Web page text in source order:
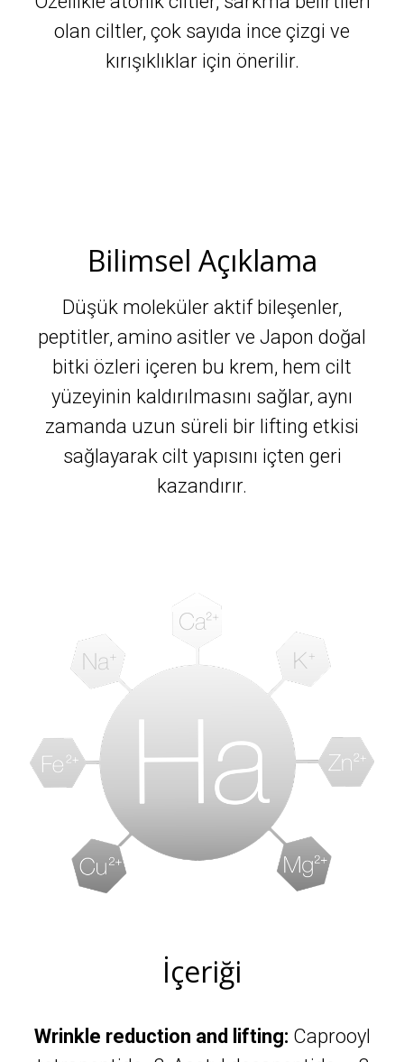
olan ciltler, çok sayıda ince çizgi ve
kırışıklıklar için önerilir.
Bilimsel Açıklama
Düşük moleküler aktif bileşenler,
peptitler, amino asitler ve Japon doğal
bitki özleri içeren bu krem, hem cilt
yüzeyinin kaldırılmasını sağlar, aynı
zamanda uzun süreli bir lifting etkisi
sağlayarak cilt yapısını içten geri
kazandırır.
İçeriği
Wrinkle reduction and lifting: Caprooyl